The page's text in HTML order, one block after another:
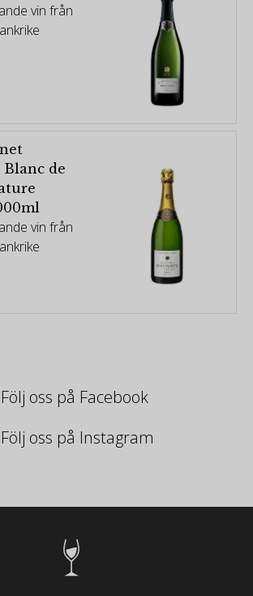
vin från
Blanc de
vin från
Följ oss på Facebook
Följ oss på Instagram